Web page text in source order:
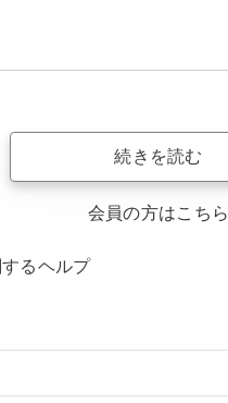
続きを読む
会員の方はこちら
るヘルプ